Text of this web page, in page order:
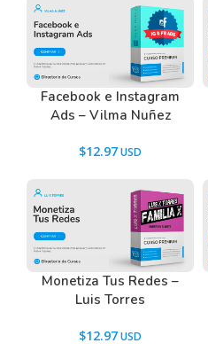
Facebook e Instagram
Ads – Vilma Nuñez
$12.97
Monetiza Tus Redes –
Luis Torres
$12.97